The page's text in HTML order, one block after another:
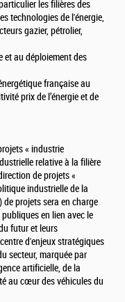
les filières des
technologies de l'énergie,
gazier, pétrolier,
et au déploiement des
française au
prix de l’énergie et de
« industrie
relative à la filière
de projets «
industrielle de la
projets sera en charge
en lien avec le
futur et leurs
d'enjeux stratégiques
secteur, marquée par
artificielle, de la
au cœur des véhicules du